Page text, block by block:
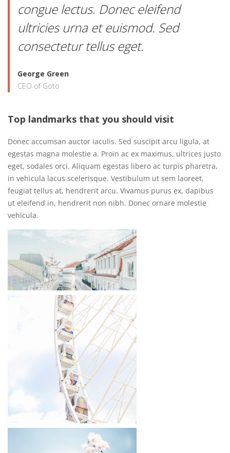
congue lectus. Donec eleifend
ultricies urna et euismod. Sed
consectetur tellus eget.
George Green
CEO of Goto
Top landmarks that you should visit
Donec accumsan auctor iaculis. Sed suscipit arcu ligula, at
egestas magna molestie a. Proin ac ex maximus, ultrices justo
eget, sodales orci. Aliquam egestas libero ac turpis pharetra,
in vehicula lacus scelerisque. Vestibulum ut sem laoreet,
feugiat tellus at, hendrerit arcu. Vivamus purus ex, dapibus
ut eleifend in, hendrerit non nibh. Donec ornare molestie
vehicula.